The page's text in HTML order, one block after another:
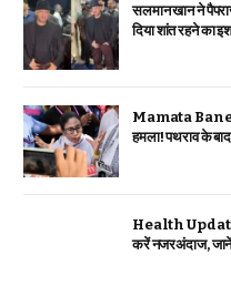
सलमान खान ने
दिया शांत रहने का
Mamata
हमला! पथराव के
Health Update:
करें नजरअंदाज,